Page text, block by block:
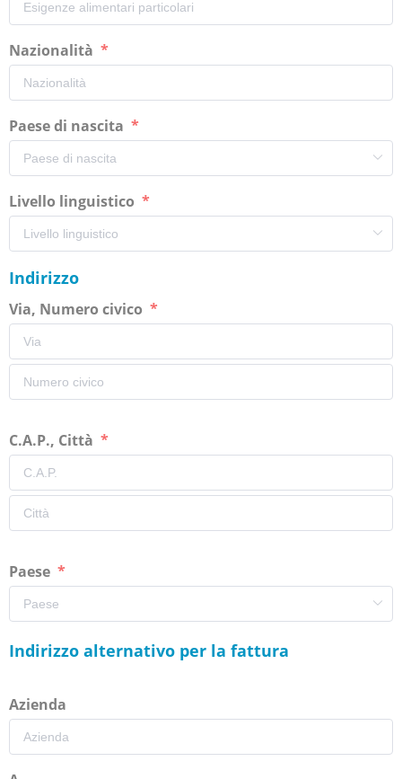
Nazionalità
Paese di nascita
Livello linguistico
Indirizzo
Via, Numero civico
C.A.P., Città
Paese
Indirizzo alternativo per la fattura
Azienda